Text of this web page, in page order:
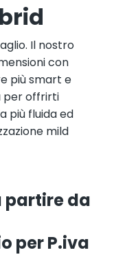
Il nostro
con
più smart e
per offrirti
più fluida ed
mild
partire da
per P.iva